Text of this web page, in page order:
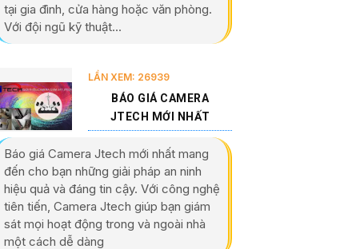
tại gia đình, cửa hàng hoặc văn phòng.
Với đội ngũ kỹ thuật...
LẦN XEM: 26939
BÁO GIÁ CAMERA
JTECH MỚI NHẤT
Báo giá Camera Jtech mới nhất mang
đến cho bạn những giải pháp an ninh
hiệu quả và đáng tin cậy. Với công nghệ
tiên tiến, Camera Jtech giúp bạn giám
sát mọi hoạt động trong và ngoài nhà
một cách dễ dàng